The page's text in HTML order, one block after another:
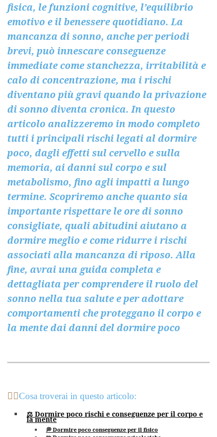
fisica, le funzioni cognitive, l’equilibrio
emotivo e il benessere quotidiano. La
mancanza di sonno, anche per periodi
brevi, può innescare conseguenze
immediate come stanchezza, irritabilità e
calo di concentrazione, ma i rischi
diventano più gravi quando la privazione
di sonno diventa cronica. In questo
articolo analizzeremo in modo completo
tutti i principali rischi legati al dormire
poco, dagli effetti sul cervello e sulla
memoria, ai danni sul corpo e sul
metabolismo, fino agli impatti a lungo
termine. Scopriremo anche quanto sia
importante rispettare le ore di sonno
consigliate, quali abitudini aiutano a
dormire meglio e come ridurre i rischi
associati alla mancanza di riposo. Alla
fine, avrai una guida completa e
dettagliata per comprendere il ruolo del
sonno nella tua salute e per adottare
comportamenti che proteggano il corpo e
la mente dai danni del dormire poco
💁‍♀️Cosa troverai in questo articolo:
⚖️ Dormire poco rischi e conseguenze per il corpo e
la mente
💭 Dormire poco conseguenze per il fisico